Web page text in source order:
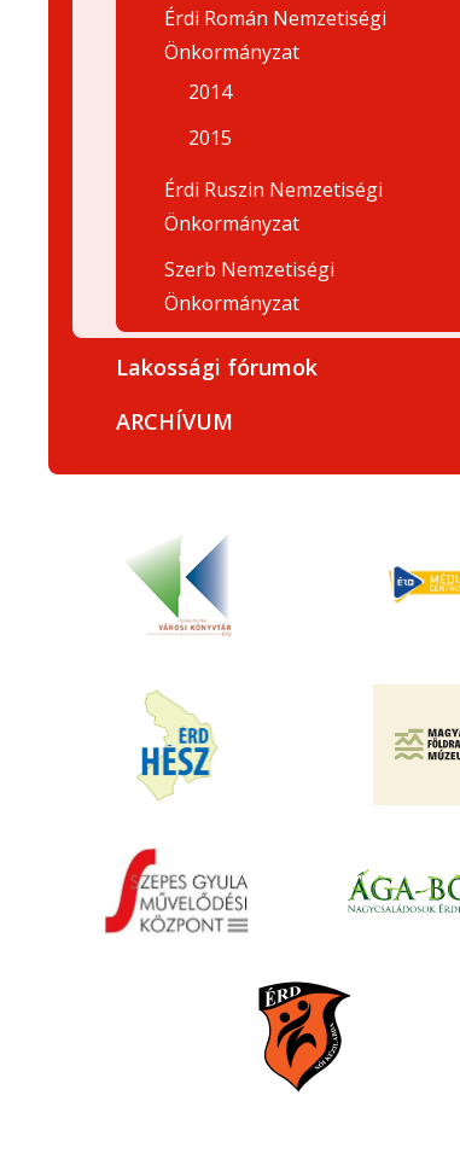
Érdi Román Nemzetiségi
Önkormányzat
2014
2015
Érdi Ruszin Nemzetiségi
Önkormányzat
Szerb Nemzetiségi
Önkormányzat
Lakossági fórumok
ARCHÍVUM